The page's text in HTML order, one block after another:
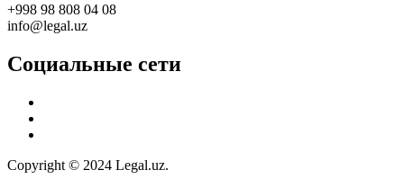
+998 98 808 04 08
info@legal.uz
Социальные сети
Copyright © 2024 Legal.uz.